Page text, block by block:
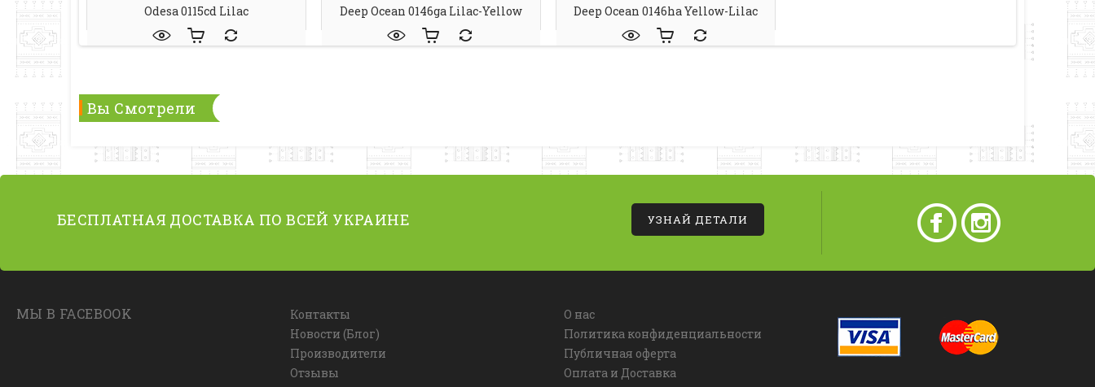
Odesa 0115cd Lilac Deep Ocean 0146ga Lilac-Yellow Deep Ocean 0146ha Yellow-Lilac
Вы Смотрели
БЕСПЛАТНАЯ ДОСТАВКА ПО ВСЕЙ УКРАИНЕ УЗНАЙ ДЕТАЛИ
МЫ В FACEBOOK
Контакты
Новости (Блог)
Производители
Отзывы
О нас
Политика конфиденциальности
Публичная оферта
Оплата и Доставка